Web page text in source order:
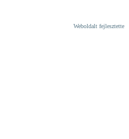
Weboldalt fejlesztette